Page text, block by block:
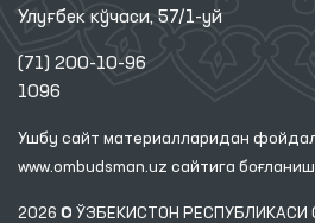
Улуғбек кўчаси, 57/1-уй
(71) 200-10-96
1096
Ушбу сайт материалларидан
www.ombudsman.uz сайтига
2026 © ЎЗБЕКИСТОН РЕСПУБЛИКАСИ